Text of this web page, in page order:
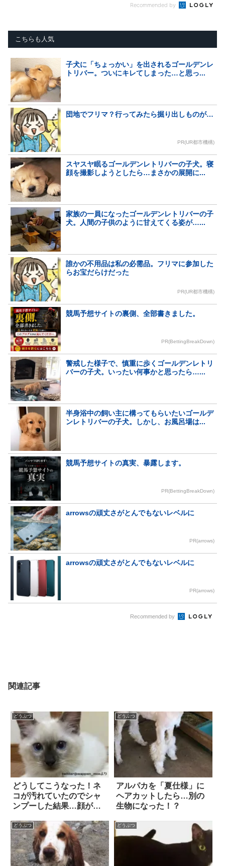
Recommended by
こちらも人気
子犬に「ちょっかい」を出されるゴールデンレ
トリバー。ついにキレてしまった…と思っ...
団地でフリマ？行ってみたら掘り出しものが…
PR(UR都市機構)
スヤスヤ眠るゴールデンレトリバーの子犬。寝
顔を撮影しようとしたら…まさかの展開に...
家族の一員になったゴールデンレトリバーの子
犬。人間の子供のように甘えてくる姿が…...
誰かの不用品は私の必需品。フリマに参加した
らお宝だらけだった
PR(UR都市機構)
競馬予想サイトの裏側、全部書きました。
PR(BettingBreakDown)
警戒した様子で、慎重に歩くゴールデンレトリ
バーの子犬。いったい何事かと思ったら…...
半身浴中の飼い主に構ってもらいたいゴールデ
ンレトリバーの子犬。しかし、お風呂場は...
競馬予想サイトの真実、暴露します。
PR(BettingBreakDown)
arrowsの頑丈さがとんでもないレベルに
PR(arrows)
arrowsの頑丈さがとんでもないレベルに
PR(arrows)
Recommended by
関連記事
どうぶつ
どうしてこうなった！ネ
コが汚れていたのでシャ
ンプーした結果…顔が変
どうぶつ
アルパカを「夏仕様」に
ヘアカットしたら…別の
生物になった！？
どうぶつ どうぶつ